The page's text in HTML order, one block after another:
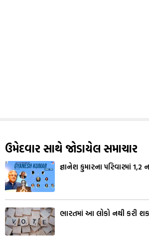
ઉમેદવાર સાથે જોડાયેલ સમાચાર
જ્ઞાનેશ કુમારના પરિવારમાં 1,2
ભારતમાં આ લોકો નથી કરી